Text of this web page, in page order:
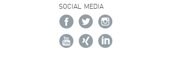
SOCIAL MEDIA